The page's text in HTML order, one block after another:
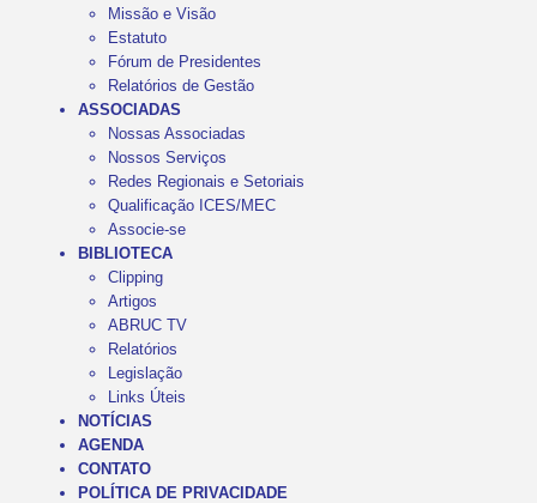
Missão e Visão
Estatuto
Fórum de Presidentes
Relatórios de Gestão
ASSOCIADAS
Nossas Associadas
Nossos Serviços
Redes Regionais e Setoriais
Qualificação ICES/MEC
Associe-se
BIBLIOTECA
Clipping
Artigos
ABRUC TV
Relatórios
Legislação
Links Úteis
NOTÍCIAS
AGENDA
CONTATO
POLÍTICA DE PRIVACIDADE